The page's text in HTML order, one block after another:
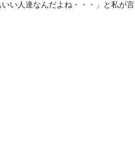
い人達なんだよね・・・」と私が言